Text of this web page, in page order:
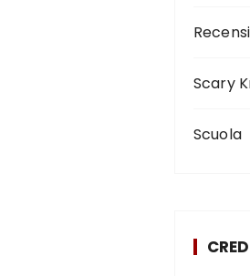
Scary
Scuola